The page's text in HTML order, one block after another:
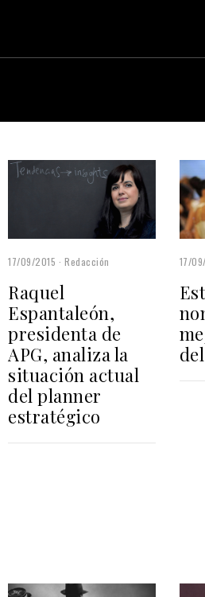
17/09/2015 Redacción
Raquel
Espantaleón,
presidenta de
APG, analiza la
situación actual
del planner
estratégico
17/